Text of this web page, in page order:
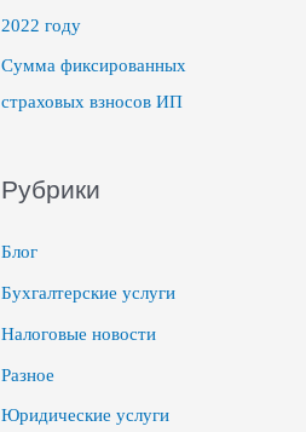
2022 году
Сумма фиксированных
страховых взносов ИП
Рубрики
Блог
Бухгалтерские услуги
Налоговые новости
Разное
Юридические услуги